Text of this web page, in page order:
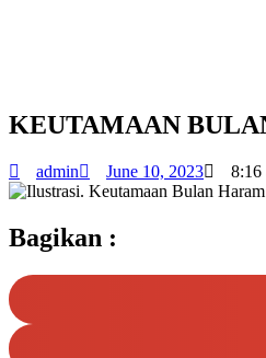
KEUTAMAAN
admin June 10, 2023 8:16
Bagikan :